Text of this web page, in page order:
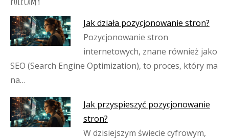
Jak działa pozycjonowanie stron?
Pozycjonowanie stron
internetowych, znane również jako
SEO (Search Engine Optimization), to proces, który ma
na…
Jak przyspieszyć pozycjonowanie
stron?
W dzisiejszym świecie cyfrowym,